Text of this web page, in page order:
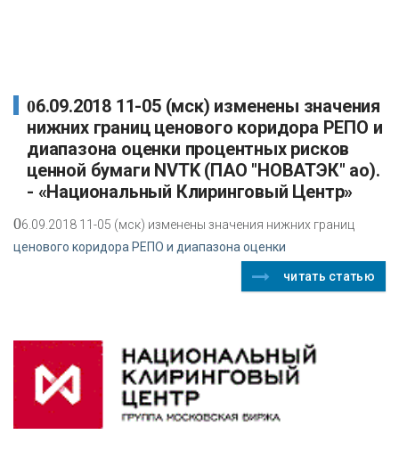
06.09.2018 11-05 (мск) изменены значения
нижних границ ценового коридора РЕПО и
диапазона оценки процентных рисков
ценной бумаги NVTK (ПАО "НОВАТЭК" ао).
- «Национальный Клиринговый Центр»
06.09.2018 11-05 (мск) изменены значения нижних границ
ценового коридора РЕПО и диапазона оценки
читать статью